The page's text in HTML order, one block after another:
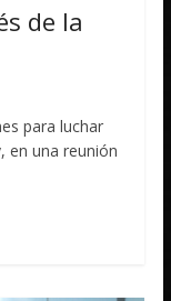
de la
para luchar
en una reunión